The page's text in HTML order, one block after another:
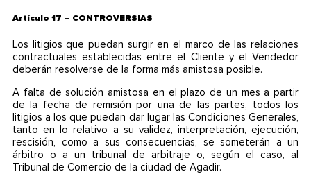
Artículo 17 – CONTROVERSIAS
Los litigios que puedan surgir en el marco de las relaciones
contractuales establecidas entre el Cliente y el Vendedor
deberán resolverse de la forma más amistosa posible.
A falta de solución amistosa en el plazo de un mes a partir
de la fecha de remisión por una de las partes, todos los
litigios a los que puedan dar lugar las Condiciones Generales,
tanto en lo relativo a su validez, interpretación, ejecución,
rescisión, como a sus consecuencias, se someterán a un
árbitro o a un tribunal de arbitraje o, según el caso, al
Tribunal de Comercio de la ciudad de Agadir.